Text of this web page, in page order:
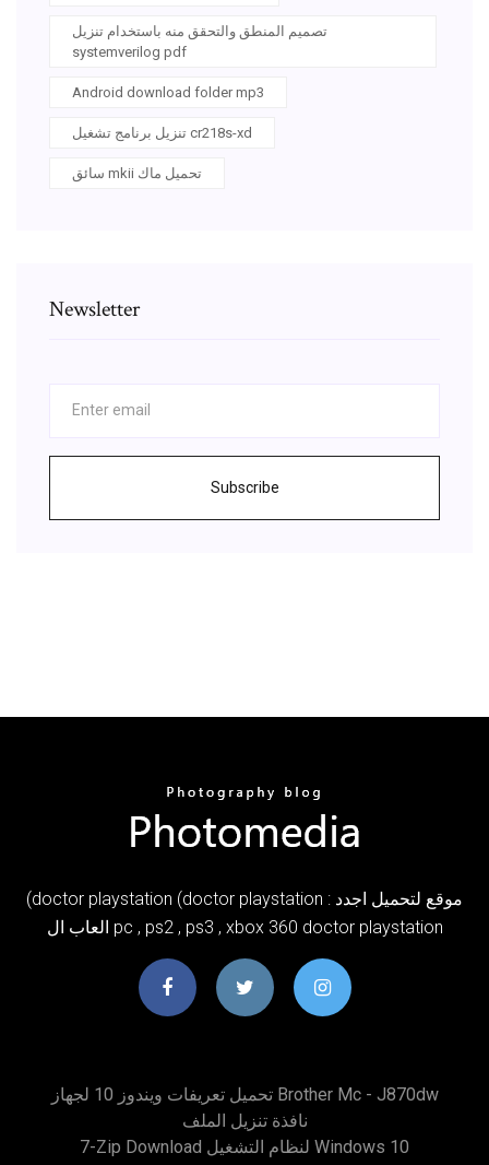
تصميم المنطق والتحقق منه باستخدام تنزيل
systemverilog pdf
Android download folder mp3
تنزيل برنامج تشغيل cr218s-xd
سائق mkii تحميل ماك
Newsletter
Subscribe
(doctor playstation (doctor playstation : موقع لتحميل اجدد
العاب ال pc , ps2 , ps3 , xbox 360 doctor playstation
تحميل تعريفات ويندوز 10 لجهاز Brother Mc - J870dw
نافذة تنزيل الملف
7-Zip Download لنظام التشغيل Windows 10